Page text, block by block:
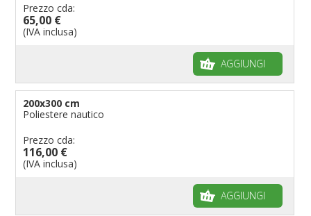
Prezzo cda:
65,00 €
(IVA inclusa)
AGGIUNGI
200x300 cm
Poliestere nautico
Prezzo cda:
116,00 €
(IVA inclusa)
AGGIUNGI